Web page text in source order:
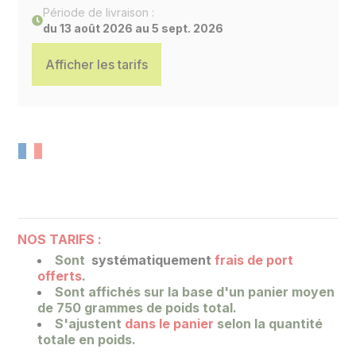
Période de livraison :
du 13 août 2026 au 5 sept. 2026
Afficher les tarifs
NOS TARIFS :
Sont systématiquementfrais de port
offerts.
Sont affichés sur la base d'un panier moyen
de 750 grammes de poids total.
S'ajustent dans le panier selon la quantité
totale en poids.